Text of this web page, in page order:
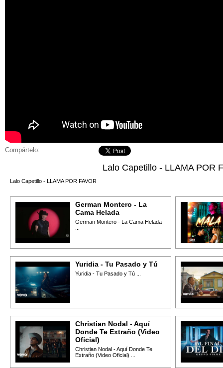
Compártelo:
Lalo Capetillo - LLAMA POR
Lalo Capetillo - LLAMA POR FAVOR
German Montero - La
Cama Helada
German Montero - La Cama Helada
Yuridia - Tu Pasado y Tú
Yuridia - Tu Pasado y Tú ...
Christian Nodal - Aquí
Donde Te Extraño (Video
Oficial)
Christian Nodal - Aquí Donde Te
Extraño (Video Oficial) ...